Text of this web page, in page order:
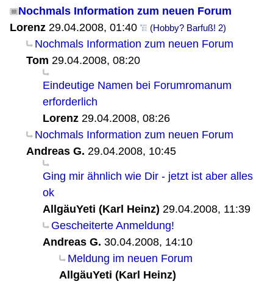
Nochmals Information zum neuen Forum
Lorenz 29.04.2008, 01:40 (Hobby? Barfuß! 2)
Nochmals Information zum neuen Forum
Tom 29.04.2008, 08:20
Eindeutige Namen bei Forumromanum
erforderlich
Lorenz 29.04.2008, 08:26
Nochmals Information zum neuen Forum
Andreas G. 29.04.2008, 10:45
Ging mir ähnlich wie Dir - jetzt ist aber alles
ok
AllgäuYeti (Karl Heinz) 29.04.2008, 11:39
Gescheiterte Anmeldung!
Andreas G. 30.04.2008, 14:10
Meldung im neuen Forum
AllgäuYeti (Karl Heinz)